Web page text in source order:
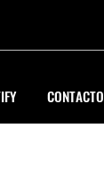
CONTACTO